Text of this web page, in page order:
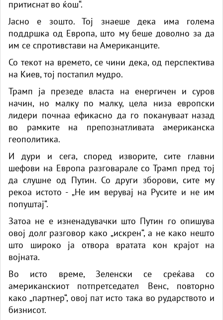
притиснат во ќош“.
Јасно е зошто. Тој знаеше дека има голема
поддршка од Европа, што му беше доволно за да
им се спротивстави на Американците.
Со текот на времето, се чини дека, од перспектива
на Киев, тој постапил мудро.
Трамп ја презеде власта на енергичен и суров
начин, но малку по малку, цела низа европски
лидери почнаа ефикасно да го покануваат назад
во рамките на препознатливата американска
геополитика.
И дури и сега, според изворите, сите главни
шефови на Европа разговарале со Трамп пред тој
да слушне од Путин. Со други зборови, сите му
рекоа истото - „Не им верувај на Русите и не им
попуштај“.
Затоа не е изненадувачки што Путин го опишува
овој долг разговор како „искрен“, а не како нешто
што широко ја отвора вратата кон крајот на
војната.
Во исто време, Зеленски се среќава со
американскиот потпретседател Венс, повторно
како „партнер“, овој пат исто така во рударството и
бизнисот.